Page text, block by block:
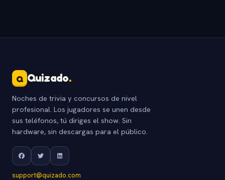
Q Quizado.
Noches de trivia y concursos de nivel
profesional. Los jugadores se unen desde
sus teléfonos, tú diriges el show. Sin
hardware, sin descargas para el público.
support@quizado.com